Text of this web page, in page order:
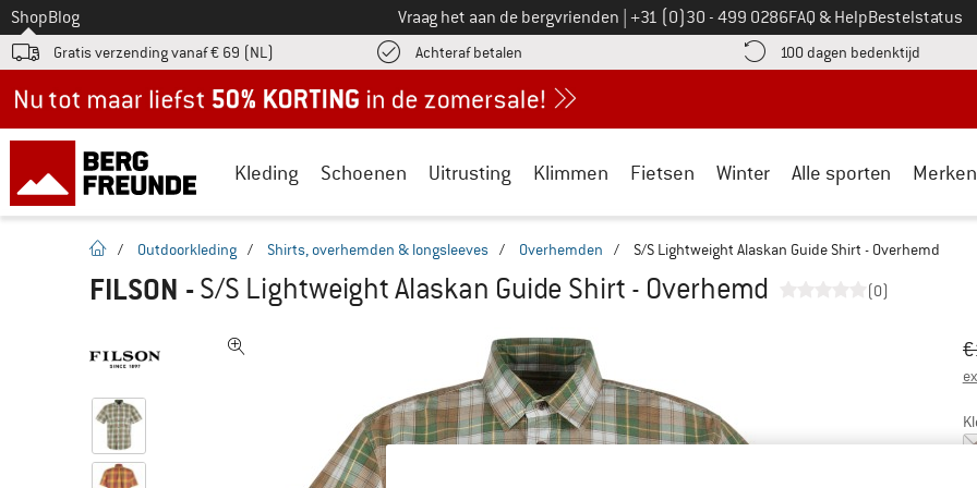
Naar
ShopBlog Vraag het aan de bergvrienden Bel ons op
+31 (0)30 - 499 0286FAQ & HelpBestelstatus
Gratis verzending vanaf € 69 (NL) Achteraf betalen vind de betalingsinformatie hier! Opent in een infovak
100 dagen bedenktijd Vind
Kleding Schoenen Uitrusting Klimmen Fietsen Winter Alle sporten Merken
Startpagina
/ Outdoorkleding / Shirts, overhemden & longsleeves / Overhemden / S/S Lightweight Alaskan Guide Shirt - Overhemd
FILSON -S/S Lightweight Alaskan Guide Shirt - Overhemd (0)
€